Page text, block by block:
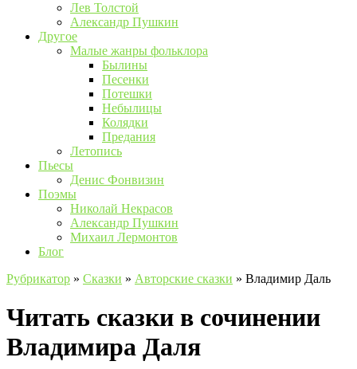
Лев Толстой
Александр Пушкин
Другое
Малые жанры фольклора
Былины
Песенки
Потешки
Небылицы
Колядки
Предания
Летопись
Пьесы
Денис Фонвизин
Поэмы
Николай Некрасов
Александр Пушкин
Михаил Лермонтов
Блог
Рубрикатор » Сказки » Авторские сказки » Владимир Даль
Читать сказки в сочинении
Владимира Даля